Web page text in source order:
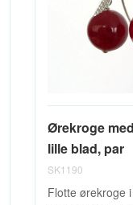
Ørekroge
lille blad, par
SK1190
Flotte ørekroge